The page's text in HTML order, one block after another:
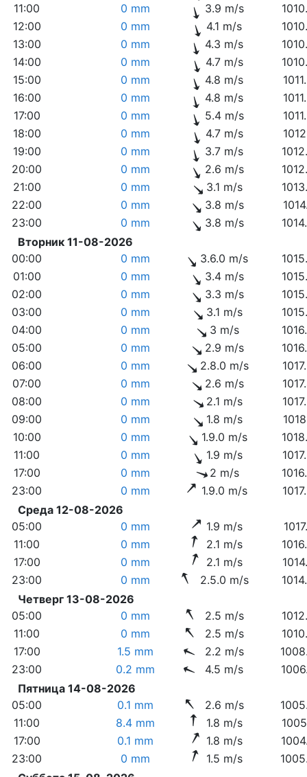
11:00
0 mm 3.9 m/s
12:00
0 mm 4.1 m/s
13:00
0 mm 4.3 m/s
14:00
0 mm 4.7 m/s
15:00
0 mm 4.8 m/s
16:00
0 mm 4.8 m/s
17:00
0 mm 5.4 m/s
18:00
0 mm 4.7 m/s
19:00
0 mm 3.7 m/s
20:00
0 mm 2.6 m/s
21:00
0 mm 3.1 m/s
22:00
0 mm 3.8 m/s
23:00
0 mm 3.8 m/s
Вторник 11-08-2026
00:00
0 mm 3.6.0 m/s
01:00
0 mm 3.4 m/s
02:00
0 mm 3.3 m/s
03:00
0 mm 3.1 m/s
04:00
0 mm 3 m/s
05:00
0 mm 2.9 m/s
06:00
0 mm 2.8.0 m/s
07:00
0 mm 2.6 m/s
08:00
0 mm 2.1 m/s
09:00
0 mm 1.8 m/s
10:00
0 mm 1.9.0 m/s
11:00
0 mm 1.9 m/s
17:00
0 mm 2 m/s
23:00
0 mm 1.9.0 m/s
Среда 12-08-2026
05:00
0 mm 1.9 m/s
11:00
0 mm 2.1 m/s
17:00
0 mm 2.1 m/s
23:00
0 mm 2.5.0 m/s
Четверг 13-08-2026
05:00
0 mm 2.5 m/s
11:00
0 mm 2.5 m/s
17:00
1.5 mm 2.2 m/s
23:00
0.2 mm 4.5 m/s
Пятница 14-08-2026
05:00
0.1 mm 2.6 m/s
11:00
8.4 mm 1.8 m/s
17:00
0.1 mm 1.8 m/s
23:00
0 mm 1.5 m/s